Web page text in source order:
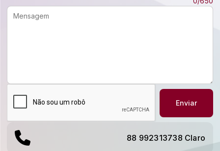
Enviar
88 992313738 Claro